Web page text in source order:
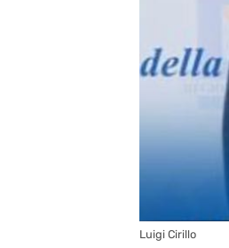
Luigi Cirillo